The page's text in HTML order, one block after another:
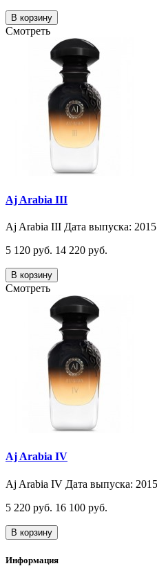
В корзину
Смотреть
Aj Arabia III
Aj Arabia III Дата выпуска:
5 120 руб. 14 220 руб.
В корзину
Смотреть
Aj Arabia IV
Aj Arabia IV Дата выпуска:
5 220 руб. 16 100 руб.
В корзину
Информация